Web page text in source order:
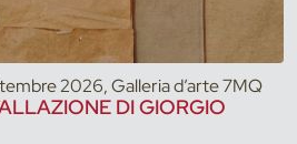
2026, Galleria d’arte 7MQ
DI GIORGIO